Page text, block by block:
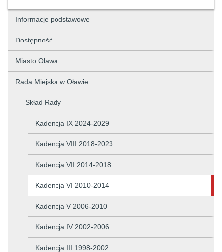
Informacje podstawowe
Dostępność
Miasto Oława
Rada Miejska w Oławie
Skład Rady
Kadencja IX 2024-2029
Kadencja VIII 2018-2023
Kadencja VII 2014-2018
Kadencja VI 2010-2014
Kadencja V 2006-2010
Kadencja IV 2002-2006
Kadencja III 1998-2002